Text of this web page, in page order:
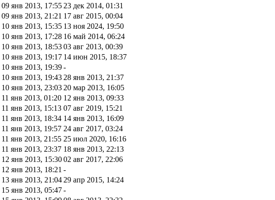
09 янв 2013, 17:55 23 дек 2014, 01:31
09 янв 2013, 21:21 17 авг 2015, 00:04
10 янв 2013, 15:35 13 ноя 2024, 19:50
10 янв 2013, 17:28 16 май 2014, 06:24
10 янв 2013, 18:5303 авг 2013, 00:39
10 янв 2013, 19:17 14 июн 2015, 18:37
10 янв 2013, 19:39-
10 янв 2013, 19:43 28 янв 2013, 21:37
10 янв 2013, 23:03 20 мар 2013, 16:05
11 янв 2013, 01:20 12 янв 2013, 09:33
11 янв 2013, 15:13 07 авг 2019, 15:21
11 янв 2013, 18:34 14 янв 2013, 16:09
11 янв 2013, 19:57 24 авг 2017, 03:24
11 янв 2013, 21:55 25 июл 2020, 16:16
11 янв 2013, 23:37 18 янв 2013, 22:13
12 янв 2013, 15:3002 авг 2017, 22:06
12 янв 2013, 18:21 -
13 янв 2013, 21:04 29 апр 2015, 14:24
15 янв 2013, 05:47-